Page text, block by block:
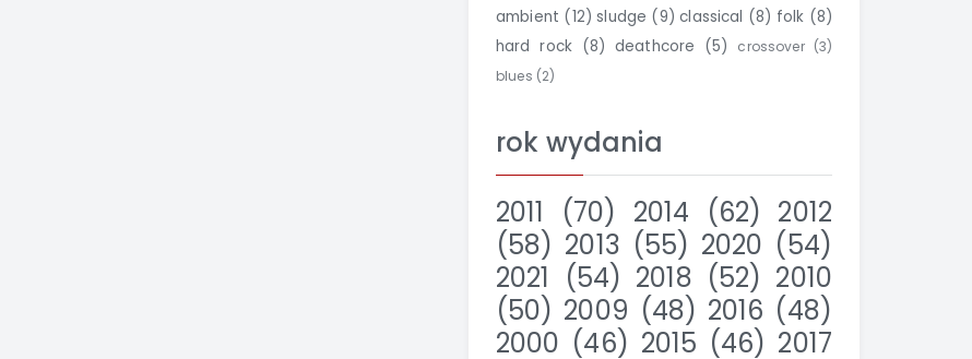
ambient (12) sludge (9) classical (8) folk (8)
hard rock (8) deathcore (5) crossover (3)
blues (2)
rok wydania
2011
(70) 2014 (62) 2012
(58) 2013 (55) 2020 (54)
2021 (54) 2018 (52) 2010
(50) 2009 (48) 2016 (48)
2000 (46) 2015 (46) 2017